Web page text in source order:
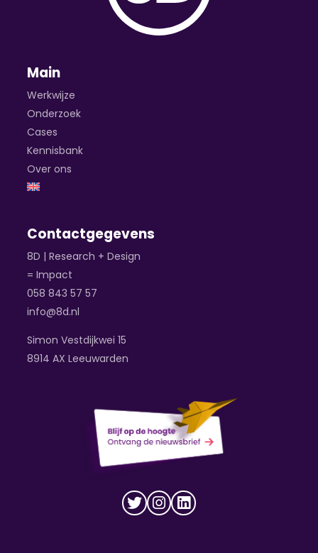
Main
Werkwijze
Onderzoek
Cases
Kennisbank
Over ons
Contactgegevens
8D | Research + Design
= Impact
058 843 57 57
info@8d.nl
Simon Vestdijkwei 15
8914 AX Leeuwarden